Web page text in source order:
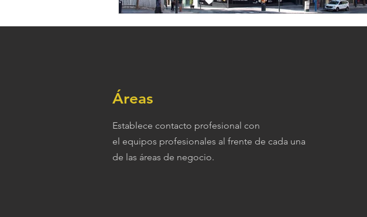
Áreas
Establece contacto profesional con
el equipos profesionales al frente de cada una
de las áreas de negocio.